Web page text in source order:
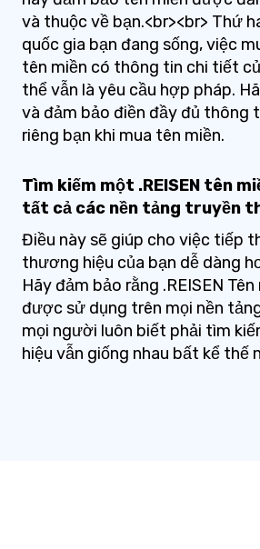
và thuộc về bạn.<br><br> Thứ
quốc gia bạn đang sống, việc
tên miền có thông tin chi tiết
thể vẫn là yêu cầu hợp pháp.
và đảm bảo điền đầy đủ thông
riêng bạn khi mua tên miền.
Tìm kiếm một .REISEN tên
tất cả các nền tảng truyền
Điều này sẽ giúp cho việc tiếp
thương hiệu của bạn dễ dàng
Hãy đảm bảo rằng .REISEN
được sử dụng trên mọi nền
mọi người luôn biết phải tìm
hiệu vẫn giống nhau bất kể thế